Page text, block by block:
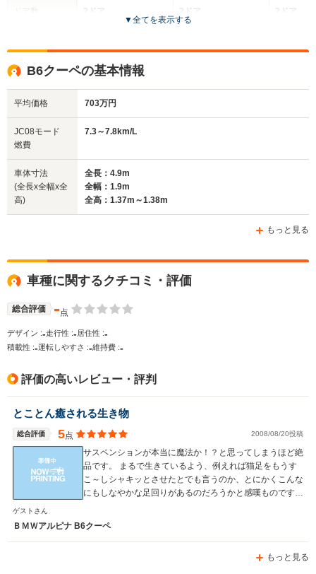
サイズ
(全長x全幅x全高)
WLTCモード
燃費
排気量
駆動方式
2ドア
全高
全長
-m
-
2979cc
FR
2ドア
全高
-
2ドア
全高
▼全てを表示する
B6クーペの基本情報
平均価格 703万円
JC08モード
燃費
7.3～7.8km/L
車体寸法
(全長x全幅x全
高)
全長：4.9m
全幅：1.9m
全高：1.37m～1.38m
もっと見る
車種に関するクチコミ・評価
総合評価 -点
デザイン :-走行性 :- 居住性 :-
積載性 :-運転しやすさ :-維持費 :-
評価の高いレビュー・評判
とことん癒される生き物
総合評価 5点 2008/08/20投稿
サスペンションが本当に魔法か！？と思ってしまうほど絶
品です。 まるで生きているよう、例えれば猫足をもうす
こ～しシャキッとさせたとでも言うのか、とにかくこんな
にもしなやかな足回りがあるのだろうかと感嘆ものです。
せば、全てを忘れさせる程の魅力に満ちていると言えま
す。 華美でなく、ひっそりと知る人だけにわかる愉し
加速度でこれに勝る車はおそらく無いのではないでしょう
ゲストさん
ＢＭＷアルピナ B6クーペ
もっと見る